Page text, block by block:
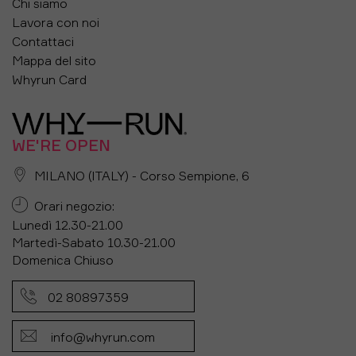
misurazione dei fianchi.?
Come prendere le misure
GIROVITA: misura la circonferenza della vita in
corrispondenza del punto più stretto dell'addome (di
un'insenatura nel busto se ci si piega su un lato),
tenendo il metro sempre parallelo al pavimento.
FIANCHI: esegui la misurazione in corrispondenza del
punto di massima larghezza dei fianchi, tenendo il
LUNGHEZZA GAMBA: misura dalla parte alta
dell'interno gamba fino alla fine della gamba.
Chi siamo
Lavora con noi
Contattaci
Mappa del sito
Whyrun Card
WE'RE OPEN
MILANO (ITALY) - Corso Sempione, 6
Orari negozio:
Lunedì 12.30-21.00
Martedì-Sabato 10.30-21.00
Domenica Chiuso
02 80897359
info@whyrun.com